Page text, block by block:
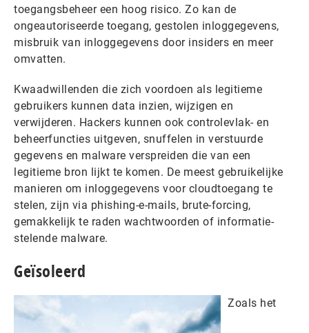
toegangsbeheer een hoog risico. Zo kan de
ongeautoriseerde toegang, gestolen inloggegevens,
misbruik van inloggegevens door insiders en meer
omvatten.
Kwaadwillenden die zich voordoen als legitieme
gebruikers kunnen data inzien, wijzigen en
verwijderen. Hackers kunnen ook controlevlak- en
beheerfuncties uitgeven, snuffelen in verstuurde
gegevens en malware verspreiden die van een
legitieme bron lijkt te komen. De meest gebruikelijke
manieren om inloggegevens voor cloudtoegang te
stelen, zijn via phishing-e-mails, brute-forcing,
gemakkelijk te raden wachtwoorden of informatie-
stelende malware.
Geïsoleerd
Zoals het